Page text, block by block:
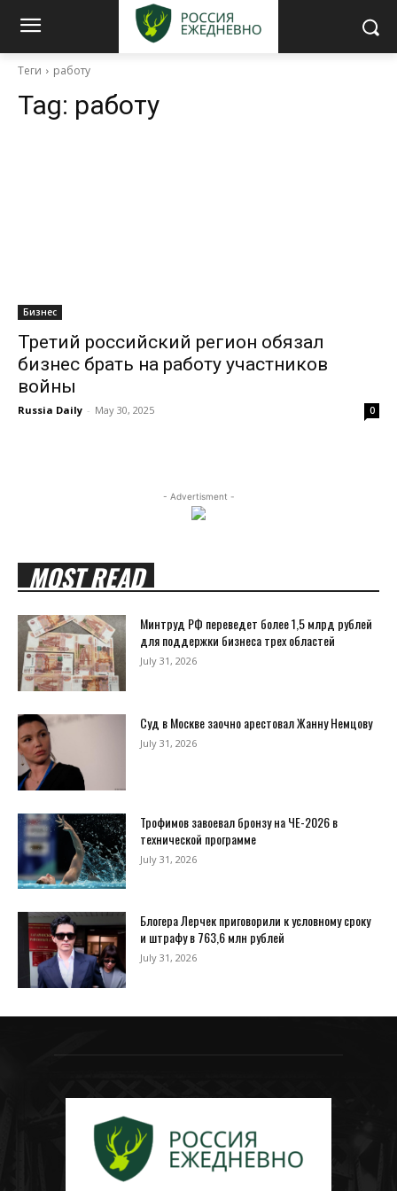
Теги работу
Tag: работу
Бизнес
Третий российский регион обязал
бизнес брать на работу участников
войны
Russia Daily - May 30, 2025 0
- Advertisment -
MOST READ
Минтруд РФ переведет более 1,5 млрд рублей
для поддержки бизнеса трех областей
July 31, 2026
Суд в Москве заочно арестовал Жанну Немцову
July 31, 2026
Трофимов завоевал бронзу на ЧЕ-2026 в
технической программе
July 31, 2026
Блогера Лерчек приговорили к условному сроку
и штрафу в 763,6 млн рублей
July 31, 2026